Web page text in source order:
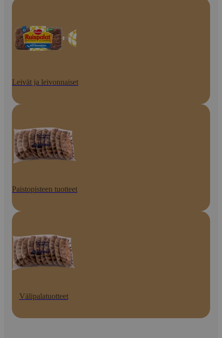
Leivät ja leivonnaiset
Paistopisteen tuotteet
Välipalatuotteet